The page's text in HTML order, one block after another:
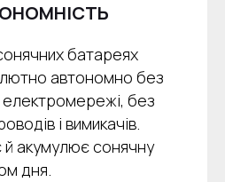
батареях
автономно без
без
і вимикачів.
акумулює сонячну
дня.